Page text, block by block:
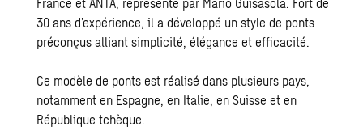
30 ans d’expérience, il a développé un style de ponts
préconçus alliant simplicité, élégance et efficacité.
Ce modèle de ponts est réalisé dans plusieurs pays,
notamment en Espagne, en Italie, en Suisse et en
République tchèque.